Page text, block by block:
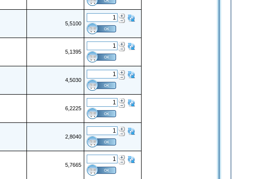
5,5100
5,1395
4,5030
6,2225
2,8040
5,7665